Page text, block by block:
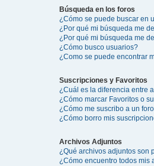
Búsqueda en los foros
¿Cómo se puede buscar en
¿Por qué mi búsqueda me
¿Por qué mi búsqueda me
¿Cómo busco usuarios?
¿Como se puede encontrar
Suscripciones y Favoritos
¿Cuál es la diferencia entre
¿Cómo marcar Favoritos o
¿Cómo me suscribo a un
¿Cómo borro mis
Archivos Adjuntos
¿Qué archivos adjuntos son
¿Cómo encuentro todos mis